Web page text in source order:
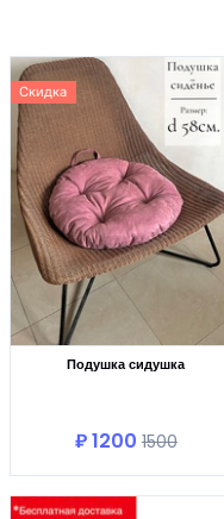
Скидка
Подушка сидушка
₽ 1200 1500